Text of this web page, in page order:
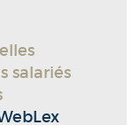
salariés